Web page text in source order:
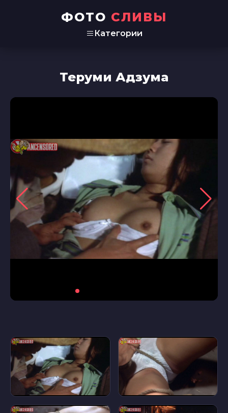
ФОТО СЛИВЫ
Категории
Теруми Адзума